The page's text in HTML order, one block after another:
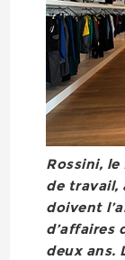
Rossini,
de travail,
doivent
d’affaires
deux ans.